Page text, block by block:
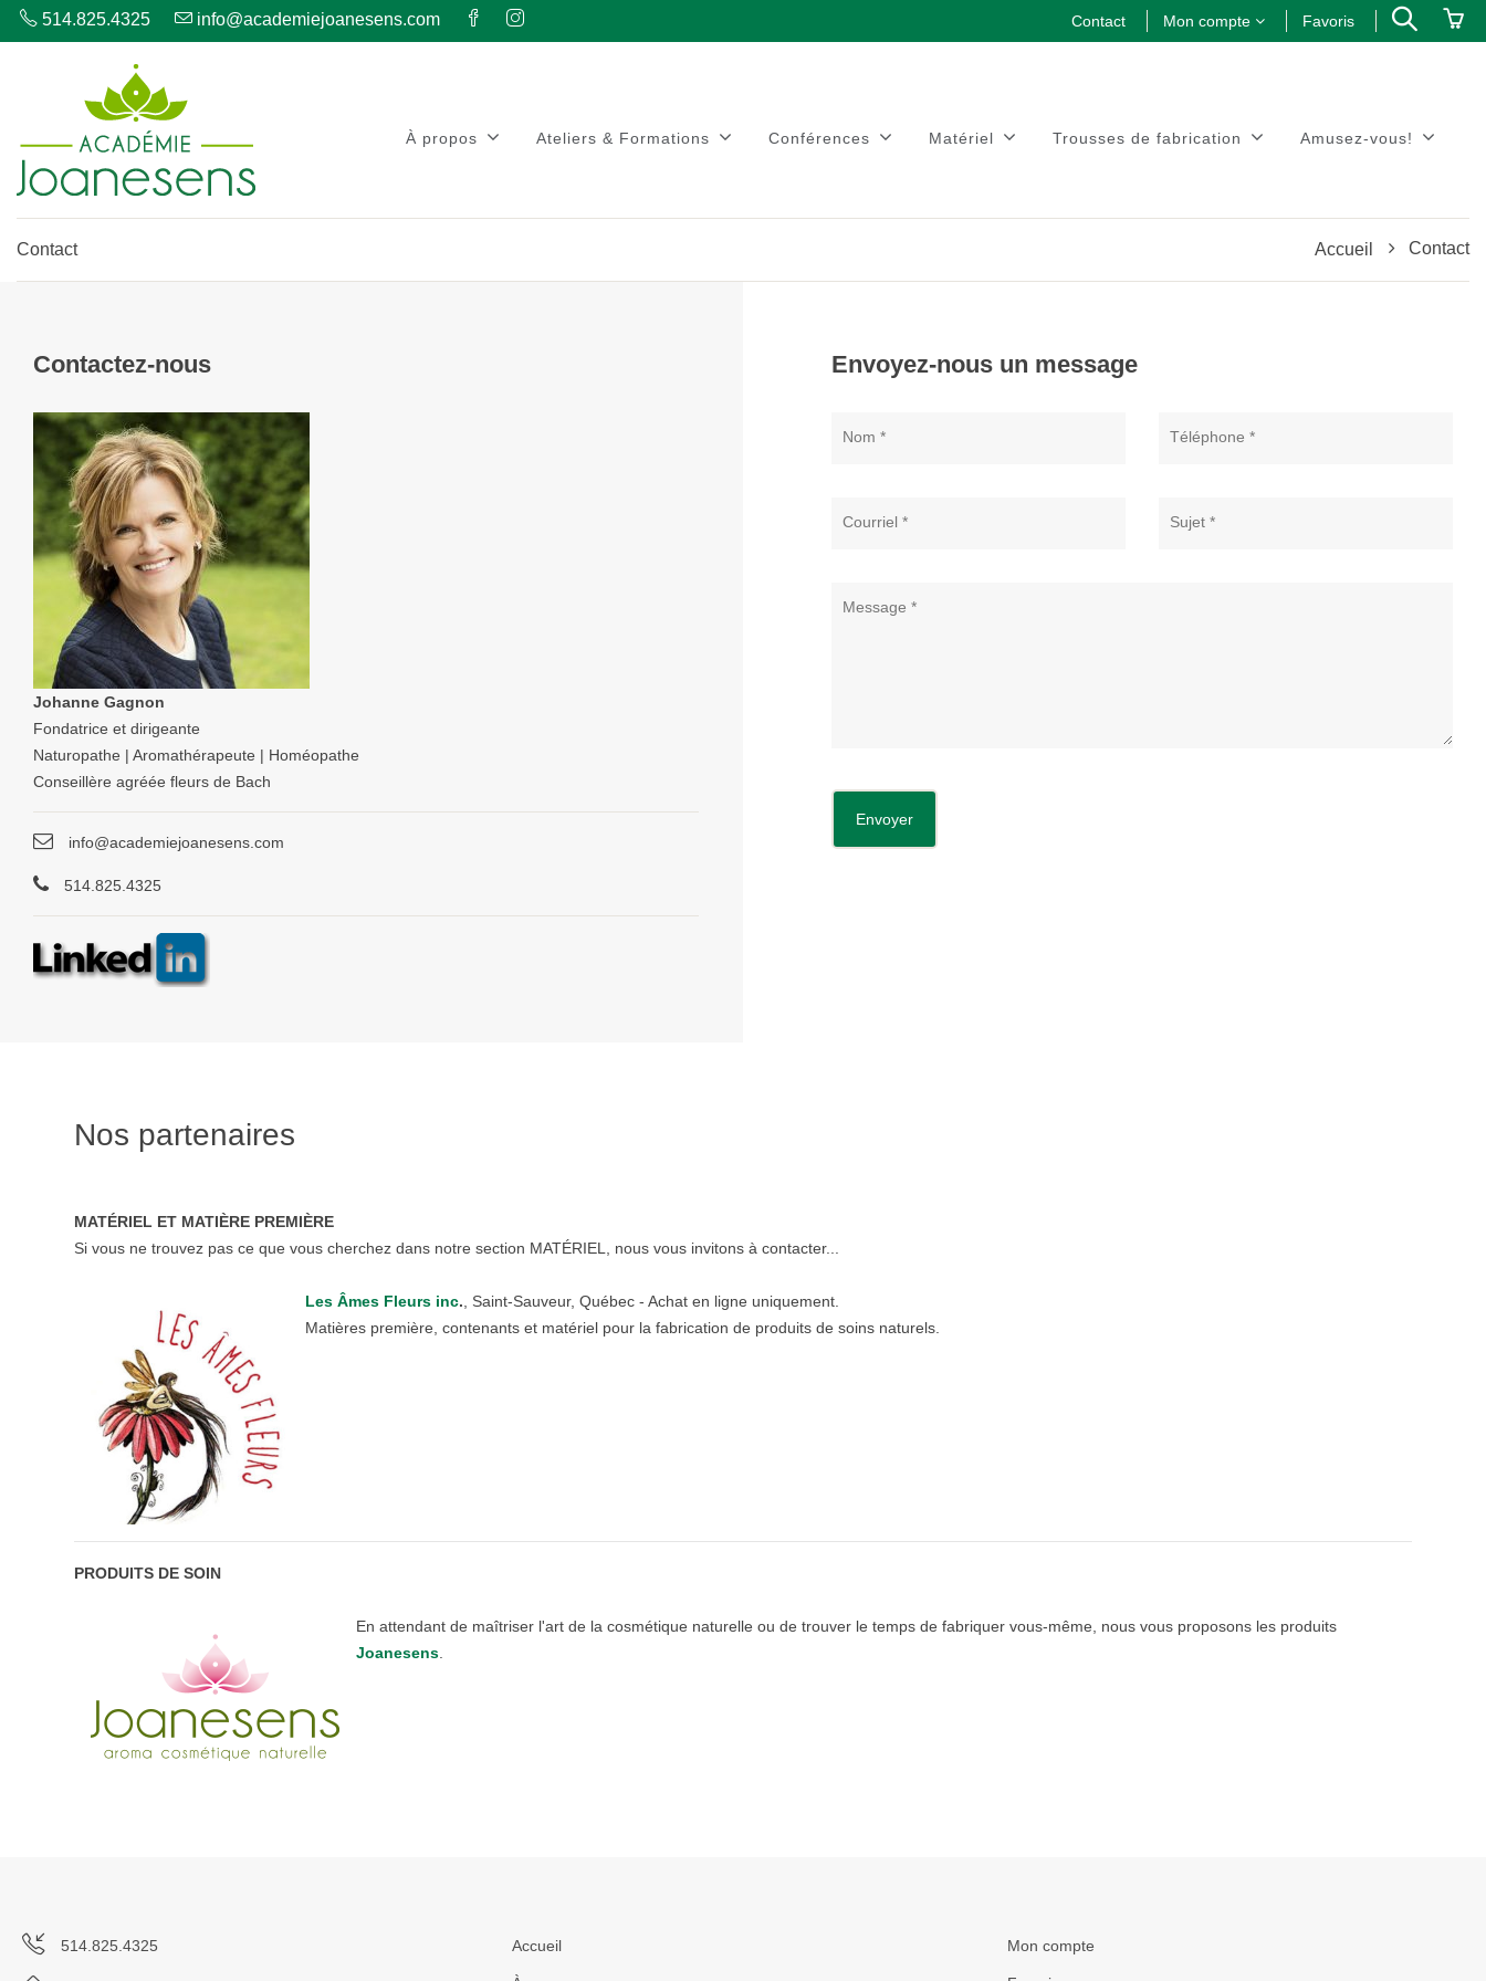
514.825.4325 info@academiejoanesens.com Contact Mon compte Favoris
À propos Ateliers & Formations Conférences Matériel Trousses de fabrication Amusez-vous!
Contact Accueil Contact
Contactez-nous
Johanne Gagnon
Fondatrice et dirigeante
Naturopathe | Aromathérapeute | Homéopathe
Conseillère agréée fleurs de Bach
info@academiejoanesens.com
514.825.4325
Envoyez-nous un message
Envoyer
Nos partenaires
MATÉRIEL ET MATIÈRE PREMIÈRE
Si vous ne trouvez pas ce que vous cherchez dans notre section MATÉRIEL, nous vous invitons à contacter...
Les Âmes Fleurs inc. , Saint-Sauveur, Québec - Achat en ligne uniquement.
Matières première, contenants et matériel pour la fabrication de produits de soins naturels.
PRODUITS DE SOIN
En attendant de maîtriser l'art de la cosmétique naturelle ou de trouver le temps de fabriquer vous-même, nous vous proposons les produits
Joanesens
514.825.4325 Accueil Mon compte